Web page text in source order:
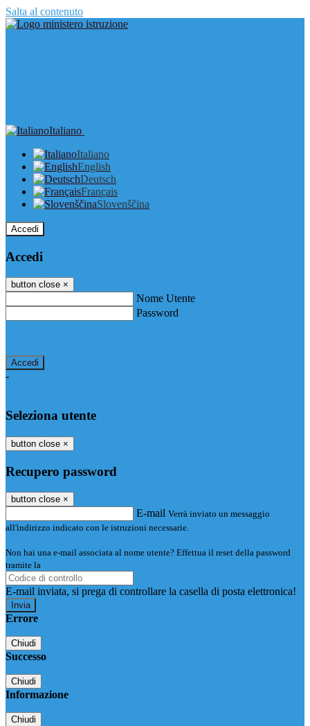
Salta al contenuto
Italiano
Italiano
English
Deutsch
Français
Slovenščina
Accedi
Accedi
button close ×
Nome Utente
Password
-
Seleziona utente
button close ×
Recupero password
button close ×
E-mail Verrà inviato un messaggio
all'indirizzo indicato con le istruzioni necessarie.
Non hai una e-mail associata al nome utente? Effettua il reset della password
tramite la
E-mail inviata, si prega di controllare la casella di posta elettronica!
Errore
Chiudi
Successo
Chiudi
Informazione
Chiudi